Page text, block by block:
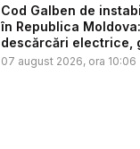
Cod Galben de
în Republica
descărcări electrice,
...
07 august 2026, ora 10:06